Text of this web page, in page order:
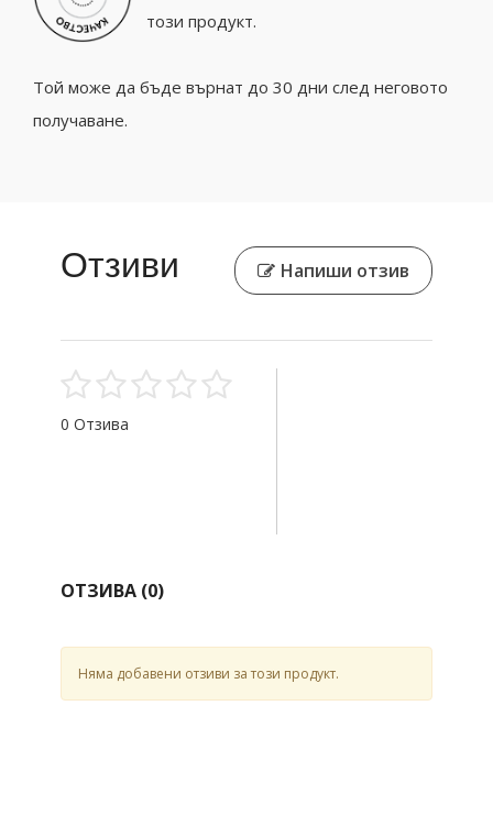
този продукт.
Той може да бъде върнат до 30 дни след неговото
получаване.
Отзиви Напиши отзив
0 Отзива
ОТЗИВА (0)
Няма добавени отзиви за този продукт.